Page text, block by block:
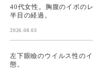
40代女性。胸腹のイボの
半目の経過。
2026.08.03
左下眼瞼のウイルス性の
態。